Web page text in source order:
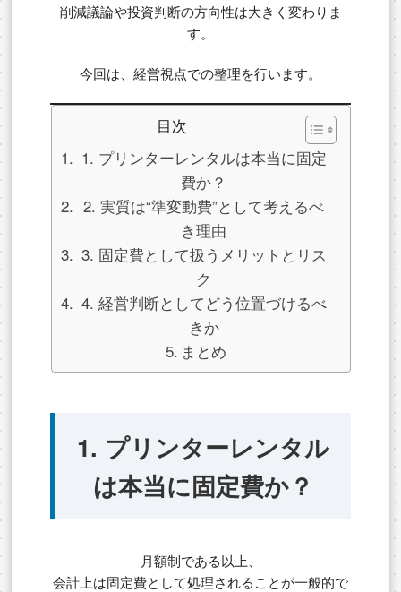
削減議論や投資判断の方向性は大きく変わりま
す。
今回は、経営視点での整理を行います。
目次
1. プリンターレンタルは本当に固定
費か？
2. 実質は“準変動費”として考えるべ
き理由
3. 固定費として扱うメリットとリス
ク
4. 経営判断としてどう位置づけるべ
きか
まとめ
1. プリンターレンタル
は本当に固定費か？
月額制である以上、
会計上は固定費として処理されることが一般的で